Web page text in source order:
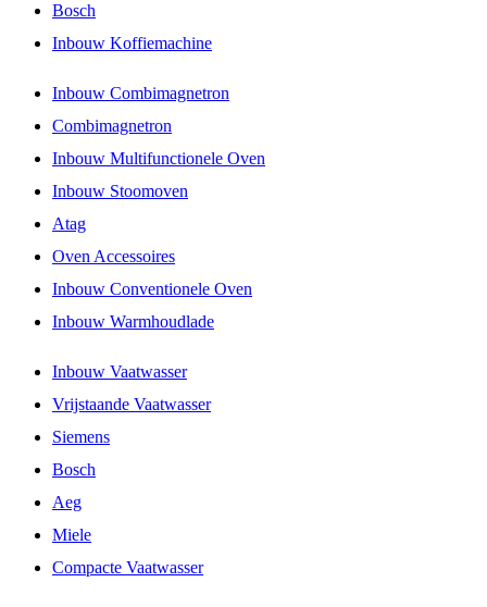
Bosch
Inbouw Koffiemachine
Inbouw Combimagnetron
Combimagnetron
Inbouw Multifunctionele Oven
Inbouw Stoomoven
Atag
Oven Accessoires
Inbouw Conventionele Oven
Inbouw Warmhoudlade
Inbouw Vaatwasser
Vrijstaande Vaatwasser
Siemens
Bosch
Aeg
Miele
Compacte Vaatwasser